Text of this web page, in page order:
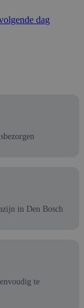
dag
in Den Bosch
te